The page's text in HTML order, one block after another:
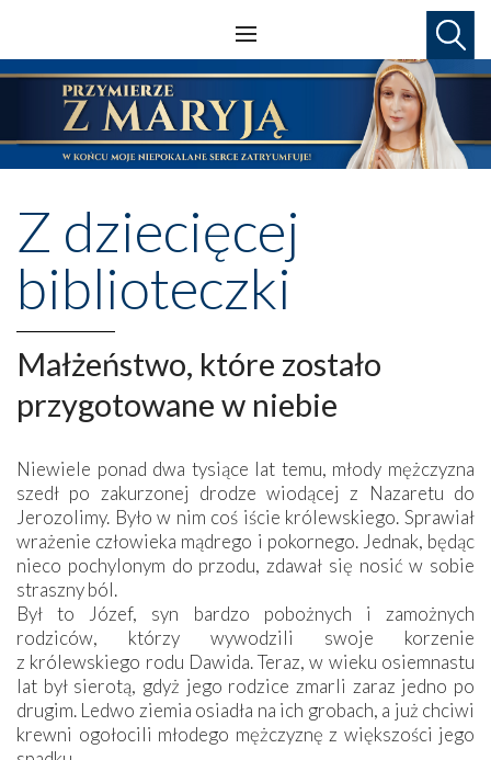
Z dziecięcej
biblioteczki
Małżeństwo, które zostało
przygotowane w niebie
Niewiele ponad dwa tysiące lat temu, młody mężczyzna
szedł po zakurzonej drodze wiodącej z Nazaretu do
Jerozolimy. Było w nim coś iście królewskiego. Sprawiał
wrażenie człowieka mądrego i pokornego. Jednak, będąc
nieco pochylonym do przodu, zdawał się nosić w sobie
straszny ból.
Był to Józef, syn bardzo pobożnych i zamożnych
rodziców, którzy wywodzili swoje korzenie
z królewskiego rodu Dawida. Teraz, w wieku osiemnastu
lat był sierotą, gdyż jego rodzice zmarli zaraz jedno po
drugim. Ledwo ziemia osiadła na ich grobach, a już chciwi
krewni ogołocili młodego mężczyznę z większości jego